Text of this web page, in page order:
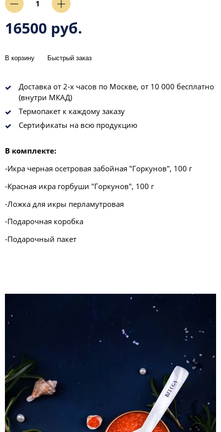
16500 руб.
В корзину Быстрый заказ
Доставка от 2-х часов по Москве, от 10 000 бесплатно
(внутри МКАД)
Термопакет к каждому заказу
Сертификаты на всю продукцию
В комплекте:
-Икра черная осетровая забойная "Горкунов", 100 г
-Красная икра горбуши "Горкунов", 100 г
-Ложка для икры перламутровая
-Подарочная коробка
-Подарочный пакет